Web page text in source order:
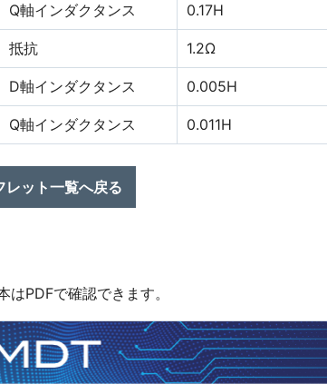
Q軸インダクタンス 0.17H
抵抗 1.2Ω
D軸インダクタンス 0.005H
Q軸インダクタンス 0.011H
レット一覧へ戻る
PDFで確認できます。